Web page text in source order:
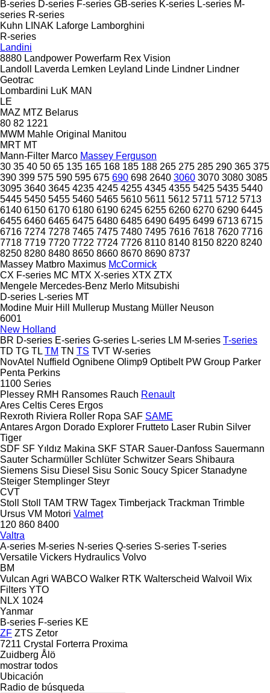
B-series D-series F-series GB-series K-series L-series M-
series R-series
Kuhn LINAK Laforge Lamborghini
R-series
Landini
8880 Landpower Powerfarm Rex Vision
Landoll
Laverda Lemken Leyland Linde Lindner Lindner
Geotrac
Lombardini LuK MAN
LE
MAZ MTZ Belarus
80 82 1221
MWM Mahle Original
Manitou
MRT MT
Mann-Filter Marco Massey Ferguson
30 35 40 50 65 135 165 168 185 188 265 275 285 290 365 375
390 399 575 590 595 675 690 698 2640 3060 3070 3080 3085
3095 3640 3645 4235 4245 4255 4345 4355 5425 5435 5440
5445 5450 5455 5460 5465 5610 5611 5612 5711 5712 5713
6140 6150 6170 6180 6190 6245 6255 6260 6270 6290 6445
6455 6460 6465 6475 6480 6485 6490 6495 6499 6713 6715
6716 7274 7278 7465 7475 7480 7495 7616 7618 7620 7716
7718 7719 7720 7722 7724 7726 8110 8140 8150 8220 8240
8250 8280 8480 8650 8660 8670 8690 8737
Massey Matbro Maximus McCormick
CX F-series MC MTX X-series XTX ZTX
Mengele Mercedes-Benz Merlo Mitsubishi
D-series L-series MT
Modine Muir Hill Mullerup Mustang Müller Neuson
6001
New Holland
BR D-series E-series G-series L-series LM M-series T-series
TD TG TL TM TN TS TVT W-series
NovAtel Nuffield Ognibene Olimp9 Optibelt PW Group Parker
Penta Perkins
1100 Series
Plessey RMH Ransomes Rauch Renault
Ares Celtis Ceres Ergos
Rexroth Riviera Roller Ropa SAF SAME
AntaresArgon Dorado Explorer Frutteto Laser Rubin Silver
Tiger
SDF SF Yıldız Makina SKF STAR Sauer-Danfoss Sauermann
Sauter Scharmüller Schlüter Schwitzer Sears Shibaura
Siemens Sisu Diesel Sisu Sonic Soucy Spicer Stanadyne
Steiger Stemplinger Steyr
CVT
Stoll
Stoll TAM TRW Tagex Timberjack Trackman Trimble
Ursus VM Motori Valmet
120 860 8400
Valtra
A-series M-series N-series Q-series S-series T-series
Versatile Vickers Hydraulics Volvo
BM
Vulcan Agri WABCO Walker RTK Walterscheid Walvoil Wix
Filters YTO
NLX 1024
Yanmar
B-series F-series KE
ZF ZTS Zetor
7211 Crystal Forterra Proxima
Zuidberg Ålö
mostrar todos
Ubicación
Radio de búsqueda